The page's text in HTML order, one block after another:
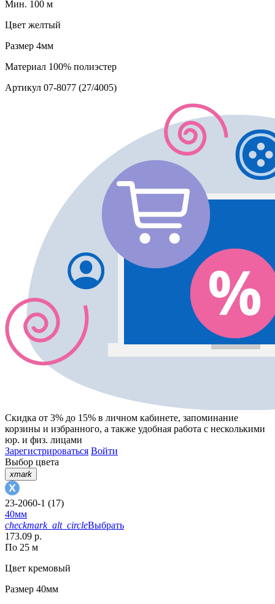
Мин. 100 м
Цвет желтый
Размер 4мм
Материал 100% полиэстер
Артикул 07-8077 (27/4005)
Скидка от 3% до 15% в личном кабинете, запоминание
корзины и избранного, а также удобная работа с несколькими
юр. и физ. лицами
Зарегистрироваться Войти
Выбор цвета
xmark
23-2060-1 (17)
40мм
checkmark_alt_circleВыбрать
173.09 р.
По 25 м
Цвет кремовый
Размер 40мм